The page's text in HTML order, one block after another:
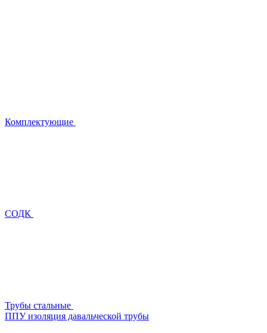
Комплектующие
СОДК
Трубы стальные
ППУ изоляция давальческой трубы